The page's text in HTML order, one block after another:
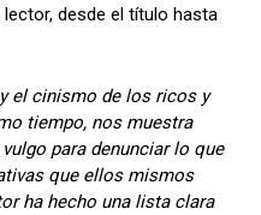
desde el título hasta
el cinismo de los ricos y
tiempo, nos muestra
para denunciar lo que
que ellos mismos
ha hecho una lista clara